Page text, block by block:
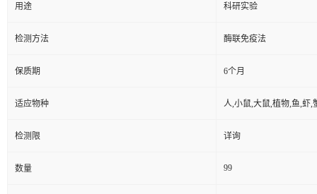
用途 科研实验
检测方法 酶联免疫法
保质期 6个月
适应物种 人,小鼠,大鼠,植物,鱼,虾,
检测限 详询
数量 99